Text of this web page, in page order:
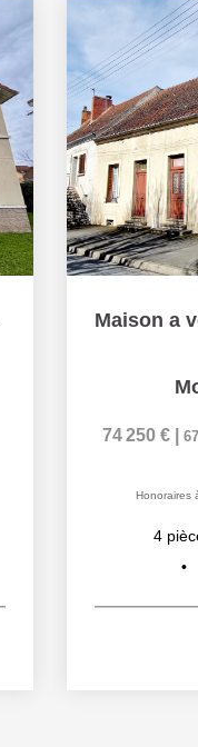
74 250 €
Honoraires
4